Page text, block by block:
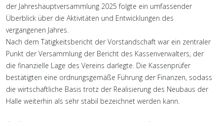
der Jahreshauptversammlung 2025 folgte ein umfassender
Überblick über die Aktivitäten und Entwicklungen des
vergangenen Jahres.
Nach dem Tätigkeitsbericht der Vorstandschaft war ein zentraler
Punkt der Versammlung der Bericht des Kassenverwalters, der
die finanzielle Lage des Vereins darlegte. Die Kassenprüfer
bestätigten eine ordnungsgemäße Führung der Finanzen, sodass
die wirtschaftliche Basis trotz der Realisierung des Neubaus der
Halle weiterhin als sehr stabil bezeichnet werden kann.